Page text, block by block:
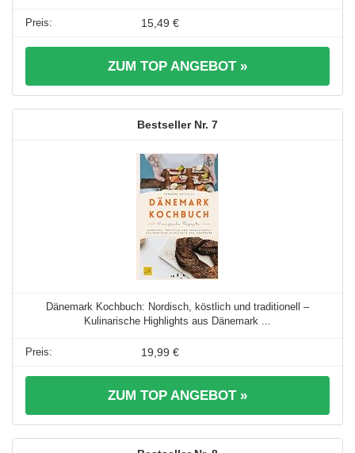
15,49 €
ZUM TOP ANGEBOT »
7
Dänemark Kochbuch: Nordisch, köstlich und traditionell –
Kulinarische Highlights aus Dänemark ...
19,99 €
ZUM TOP ANGEBOT »